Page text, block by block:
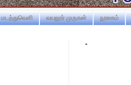
மடத்துவெளி வயலூர் முருகன் நூலகம்
-